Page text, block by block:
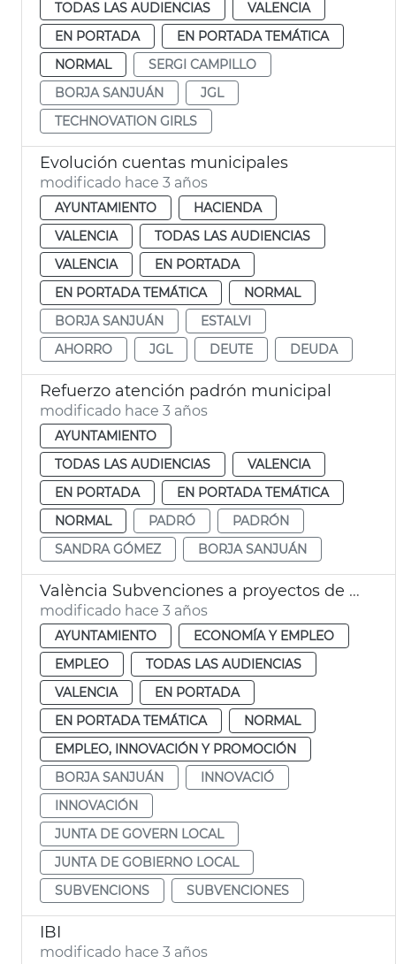
TODAS LAS AUDIENCIAS
VALENCIA
EN PORTADA
EN PORTADA TEMÁTICA
NORMAL
SERGI CAMPILLO
BORJA SANJUÁN
JGL
TECHNOVATION GIRLS
Evolución cuentas municipales
modificado hace 3 años
AYUNTAMIENTO
HACIENDA
VALENCIA
TODAS LAS AUDIENCIAS
VALENCIA
EN PORTADA
EN PORTADA TEMÁTICA
NORMAL
BORJA SANJUÁN
ESTALVI
AHORRO
JGL DEUTE DEUDA
Refuerzo atención padrón municipal
modificado hace 3 años
AYUNTAMIENTO
TODAS LAS AUDIENCIAS
VALENCIA
EN PORTADA
EN PORTADA TEMÁTICA
NORMAL
PADRÓ
PADRÓN
SANDRA GÓMEZ
BORJA SANJUÁN
València Subvenciones a proyectos de innovación e investigación
modificado hace 3 años
AYUNTAMIENTO
ECONOMÍA Y EMPLEO
EMPLEO
TODAS LAS AUDIENCIAS
VALENCIA
EN PORTADA
EN PORTADA TEMÁTICA
NORMAL
EMPLEO, INNOVACIÓN Y PROMOCIÓN
BORJA SANJUÁN
INNOVACIÓ
INNOVACIÓN
JUNTA DE GOVERN LOCAL
JUNTA DE GOBIERNO LOCAL
SUBVENCIONS
SUBVENCIONES
IBI
modificado hace 3 años